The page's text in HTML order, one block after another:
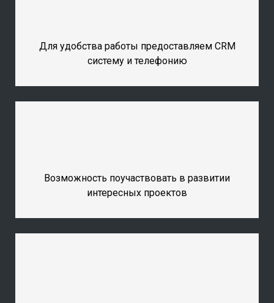
Для удобства работы предоставляем CRM
систему и телефонию
Возможность поучаствовать в развитии
интересных проектов